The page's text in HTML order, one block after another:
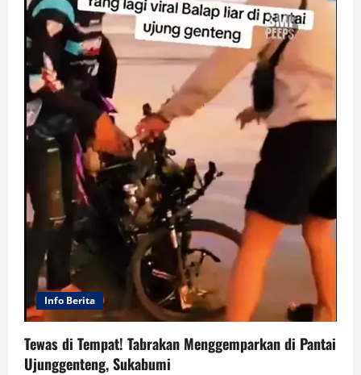
Info Berita
Tewas di Tempat! Tabrakan Menggemparkan di Pantai
Ujunggenteng, Sukabumi